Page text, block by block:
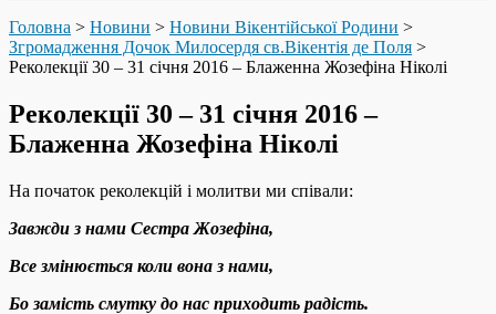
Головна > Новини > Новини Вікентійської Родини >
Згромадження Дочок Милосердя св.Вікентія де Поля >
Реколекції 30 – 31 січня 2016 – Блаженна Жозефіна Ніколі
Реколекції 30 – 31 січня 2016 –
Блаженна Жозефіна Ніколі
На початок реколекцій і молитви ми співали:
Завжди з нами Сестра Жозефіна,
Все змінюється коли вона з нами,
Бо замість смутку до нас приходить радість.